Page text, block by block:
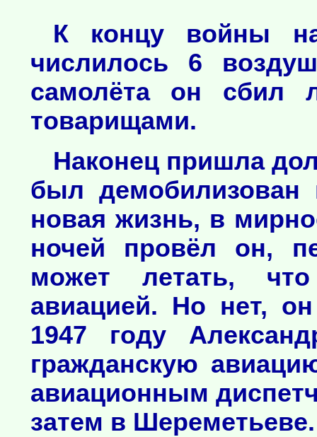
К концу войны
числилось 6
самолёта он
товарищами.
Наконец пришла
был демобилизован
новая жизнь, в
ночей провёл он,
может летать,
авиацией. Но нет,
1947 году
гражданскую
авиационным
затем в Шереметьеве.